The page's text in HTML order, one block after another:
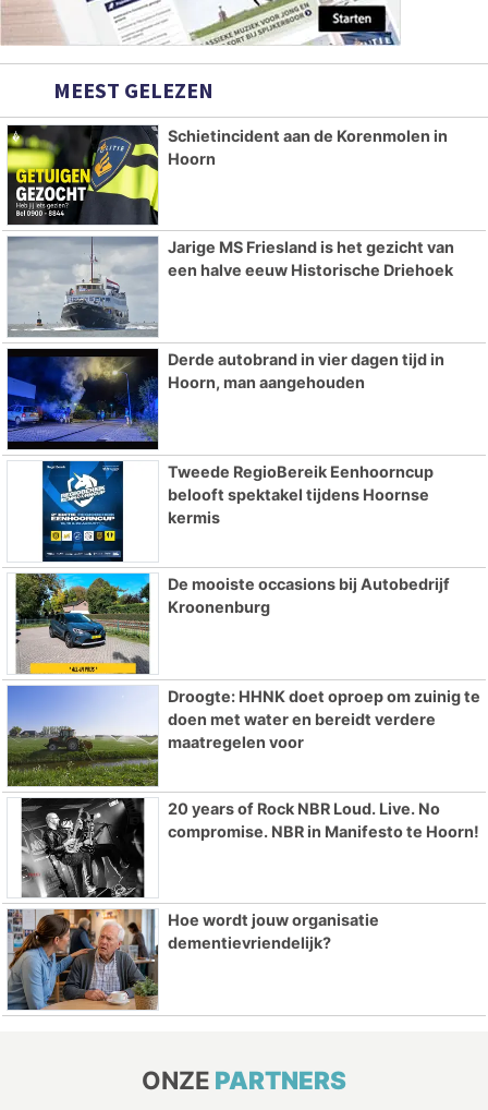
MEEST GELEZEN
Schietincident aan de Korenmolen in
Hoorn
Jarige MS Friesland is het gezicht van
een halve eeuw Historische Driehoek
Derde autobrand in vier dagen tijd in
Hoorn, man aangehouden
Tweede RegioBereik Eenhoorncup
belooft spektakel tijdens Hoornse
kermis
De mooiste occasions bij Autobedrijf
Kroonenburg
Droogte: HHNK doet oproep om zuinig te
doen met water en bereidt verdere
maatregelen voor
20 years of Rock NBR Loud. Live. No
compromise. NBR in Manifesto te Hoorn!
Hoe wordt jouw organisatie
dementievriendelijk?
ONZE PARTNERS